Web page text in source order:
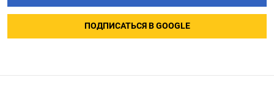
ПОДПИСАТЬСЯ В GOOGLE